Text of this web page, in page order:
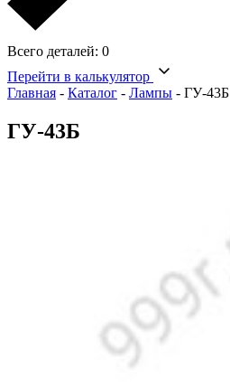
Всего деталей: 0
Перейти в калькулятор
Главная - Каталог - Лампы - ГУ-43Б
ГУ-43Б